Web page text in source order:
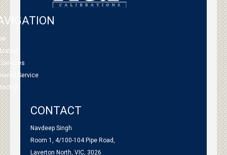
Service
Us
CONTACT
Navdeep Singh
Room 1, 4/100-104 Pipe Road,
Laverton North, VIC, 3026